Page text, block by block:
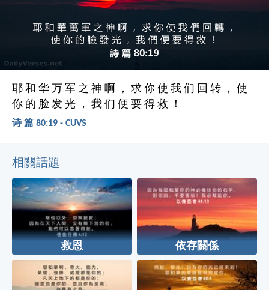
耶 和 华 万 军 之 神 啊 ， 求 你 使 我 们 回 转 ， 使
你 的 脸 发 光 ， 我 们 便 要 得 救 ！
诗 篇 80:19 - CUVS
相關話題
救恩 依存關係